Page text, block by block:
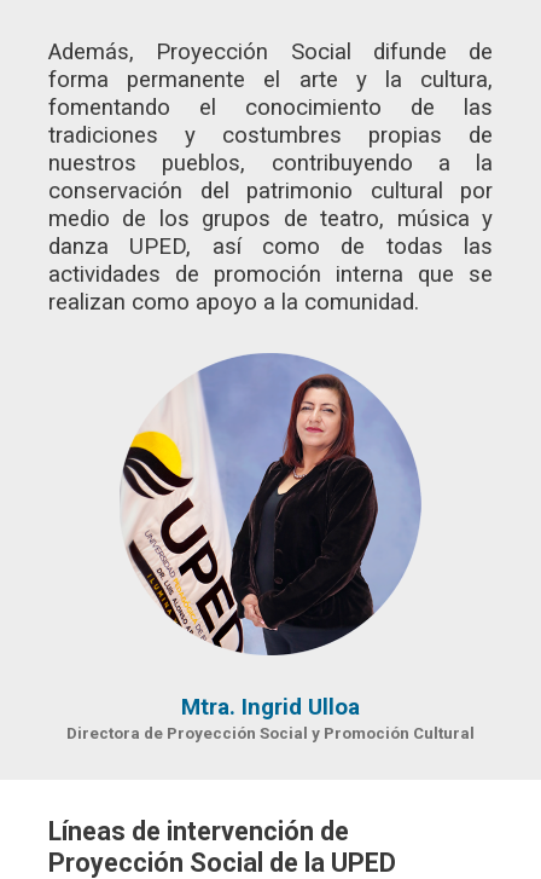
Además, Proyección Social difunde de
forma permanente el arte y la cultura,
fomentando el conocimiento de las
tradiciones y costumbres propias de
nuestros pueblos, contribuyendo a la
conservación del patrimonio cultural por
medio de los grupos de teatro, música y
danza UPED, así como de todas las
actividades de promoción interna que se
realizan como apoyo a la comunidad.
Mtra. Ingrid Ulloa
Directora de Proyección Social y Promoción Cultural
Líneas de intervención de
Proyección Social de la UPED